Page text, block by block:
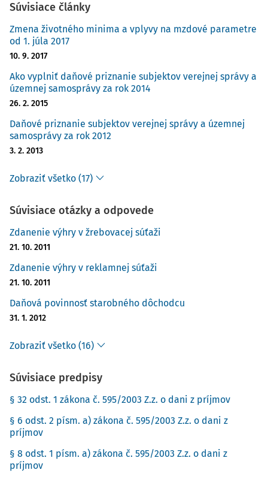
Súvisiace články
Zmena životného minima a vplyvy na mzdové parametre
od 1. júla 2017
10. 9. 2017
Ako vyplniť daňové priznanie subjektov verejnej správy a
územnej samosprávy za rok 2014
26. 2. 2015
Daňové priznanie subjektov verejnej správy a územnej
samosprávy za rok 2012
3. 2. 2013
Zobraziť všetko (17)
Súvisiace otázky a odpovede
Zdanenie výhry v žrebovacej súťaži
21. 10. 2011
Zdanenie výhry v reklamnej súťaži
21. 10. 2011
Daňová povinnosť starobného dôchodcu
31. 1. 2012
Zobraziť všetko (16)
Súvisiace predpisy
§ 32 odst. 1 zákona č. 595/2003 Z.z. o dani z príjmov
§ 6 odst. 2 písm. a) zákona č. 595/2003 Z.z. o dani z
príjmov
§ 8 odst. 1 písm. a) zákona č. 595/2003 Z.z. o dani z
príjmov